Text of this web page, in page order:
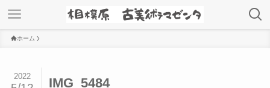
ホーム
IMG_5484
2022